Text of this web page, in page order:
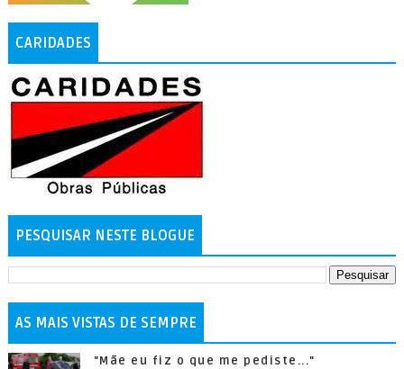
CARIDADES
PESQUISAR NESTE BLOGUE
AS MAIS VISTAS DE SEMPRE
"Mãe eu fiz o que me pediste..."